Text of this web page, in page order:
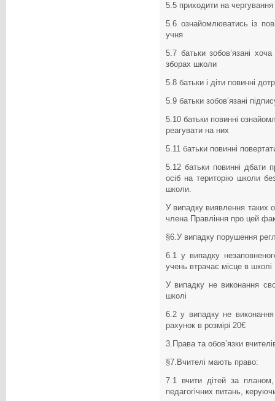
5.5 приходити на
5.6 ознайомлюватись із
учня
5.7 батьки зобов’язані
зборах школи
5.8 батьки і діти повинні
5.9 батьки зобов’язані
5.10 батьки повинні
реагувати на них
5.11 батьки повинні
5.12 батьки повинні дбати
осіб на територію школи
школи.
У випадку виявлення таких
члена Правління про цей
§6.У випадку порушення
6.1 у випадку
учень втрачає місце в школі
У випадку не виконання
школі
6.2 у випадку не виконання
рахунок в розмірі 20€
3.Права та обов’язки
§7.Вчителі мають право:
7.1 вчити дітей за
педагогічних питань,